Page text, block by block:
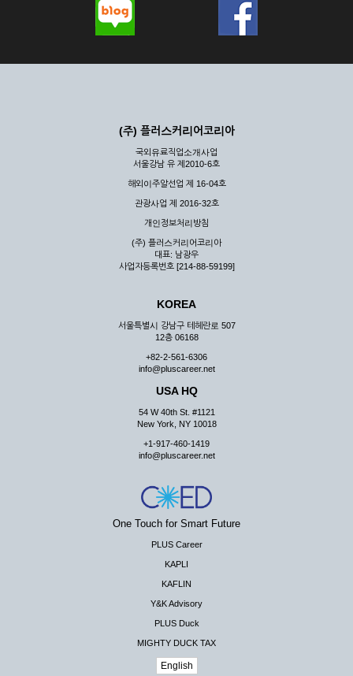
(주) 플러스커리어코리아
국외유료직업소개사업
서울강남 유 제2010-6호
해외이주알선업 제 16-04호
관광사업 제 2016-32호
개인정보처리방침
(주) 플러스커리어코리아
대표: 남광우
사업자등록번호 [214-88-59199]
KOREA
서울특별시 강남구 테헤란로 507
12층 06168
+82-2-561-6306
info@pluscareer.net
USA HQ
54 W 40th St. #1121
New York, NY 10018
+1-917-460-1419
info@pluscareer.net
One Touch for Smart Future
PLUS Career
KAPLI
KAFLIN
Y&K Advisory
PLUS Duck
MIGHTY DUCK TAX
English